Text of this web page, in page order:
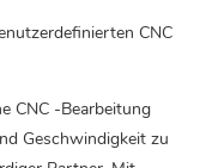
CNC
CNC -Bearbeitung
Geschwindigkeit zu